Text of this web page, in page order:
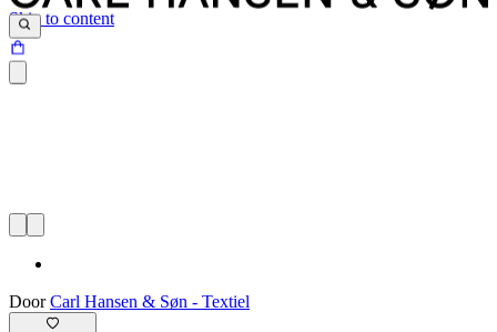
Skip to content
DoorCarl Hansen & Søn - Textiel